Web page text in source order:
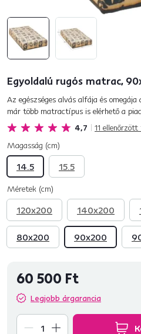
Egyoldalú rugós matrac,
4,7 11 ellenőrzött
Az egészséges alvás alfája és
már több matractípus is elérhető a
habmatracok és a rugós matracok. A
habma...
Magasság (cm)
14.5 15.5
Méretek (cm)
120x200 140x200
80x200 90x200
60 500 Ft
Legjobb árgarancia